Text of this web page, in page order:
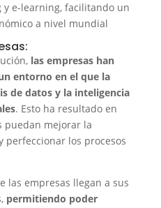
e-learning, facilitando un
a nivel mundial
las empresas han
entorno en el que la
de datos y la inteligencia
. Esto ha resultado en
puedan mejorar la
perfeccionar los procesos
las empresas llegan a sus
permitiendo poder